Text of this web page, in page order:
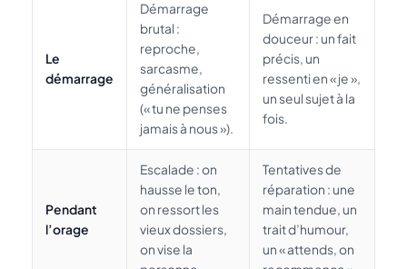
Le
démarrage
Démarrage
brutal :
reproche,
sarcasme,
généralisation
(« tu ne penses
jamais à nous »).
Démarrage en
douceur : un fait
précis, un
ressenti en « je »,
un seul sujet à la
fois.
Pendant
l’orage
Escalade : on
hausse le ton,
on ressort les
vieux dossiers,
on vise la
Tentatives de
réparation : une
main tendue, un
trait d’humour,
un « attends, on